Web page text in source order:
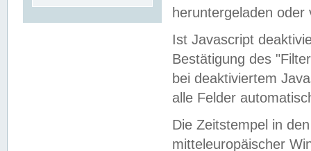
heruntergeladen oder
Ist Javascript
Bestätigung des
bei deaktiviertem
alle Felder
Die Zeitstempel in
mitteleuropäischer